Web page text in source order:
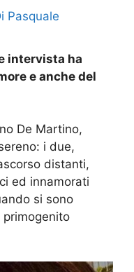
Pasquale
intervista ha
e anche del
De Martino,
i due,
distanti,
ed innamorati
si sono
primogenito